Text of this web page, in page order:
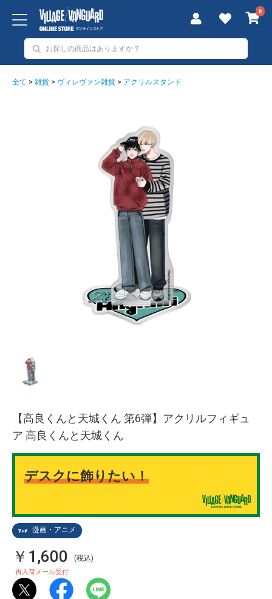
0
全て > 雑貨 > ヴィレヴァン雑貨 > アクリルスタンド
漫画・アニメ
【高良くんと天城くん 第6弾】アクリルフィギュ
ア 高良くんと天城くん
デスクに飾りたい！
￥1,600 (税込)
再入荷メール受付